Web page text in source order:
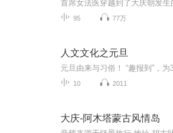
95 77万
人文文化之元旦
10 2011
大庆-阿木塔蒙古风情岛